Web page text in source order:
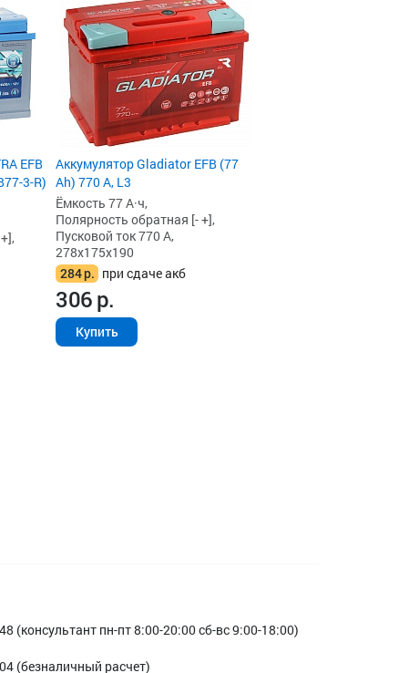
EFB
3-R)
Аккумулятор Gladiator EFB (77
Ah) 770 А, L3
Ёмкость 77 А·ч,
Полярность обратная [- +],
Пусковой ток 770 А,
278x175x190
284р. при сдаче акб
306р.
Купить
(консультант пн-пт 8:00-20:00 сб-вс 9:00-18:00)
(безналичный расчет)